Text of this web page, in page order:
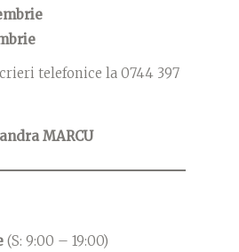
telefonice la 0744 397
MARCU
(S: 9:00 – 19:00)